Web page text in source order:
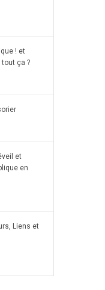
! et
tout ça ?
et
en
Liens et